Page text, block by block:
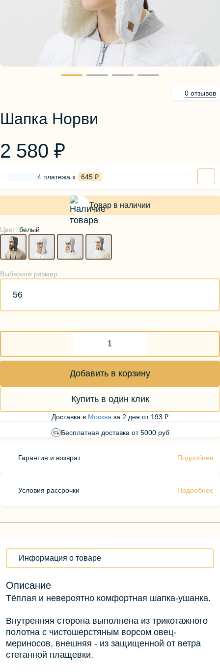
Блузы, толстовки
Шапка Норви
0 отзывов
Цвет: белый
Выберите размер:
56
2 580 ₽
4 платежа х 645 ₽
Товар в наличии
Добавить в корзину
Купить в один клик
Доставка в Москва за 2 дня от 193 ₽
Бесплатная доставка от 5000 руб
Гарантия и возврат Подробнее
Условия рассрочки Подробнее
Информация о товаре
Описание
Тёплая и невероятно комфортная шапка-ушанка.
Внутренняя сторона выполнена из трикотажного
полотна с чистошерстяным ворсом овец-
мериносов, внешняя - из защищенной от ветра
стеганной плащевки.